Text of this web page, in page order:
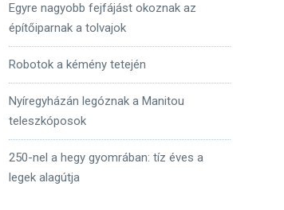
Egyre nagyobb fejfájást okoznak az
építőiparnak a tolvajok
Robotok a kémény tetején
Nyíregyházán legóznak a Manitou
teleszkóposok
250-nel a hegy gyomrában: tíz éves a
legek alagútja